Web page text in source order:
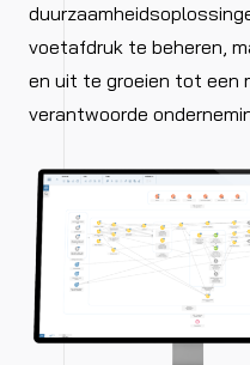
voetafdruk te beheren,
en uit te groeien tot een
verantwoorde